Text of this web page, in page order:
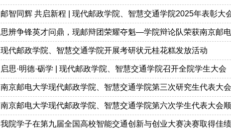
邮智同辉 共启新程 | 现代邮政学院、智慧交通学院2025年表彰大
思辨争锋英才问鼎，现邮辩团荣耀夺魁—学院辩论队荣获南京邮电
现代邮政学院、智慧交通学院开展考研状元桂花糕发放活动
启思·明德·砺学 | 现代邮政学院、智慧交通学院召开全院学生大会
南京邮电大学现代邮政学院、智慧交通学院第三次研究生代表大
南京邮电大学现代邮政学院、智慧交通学院第六次学生代表大会
我院学子在第九届全国高校智能交通创新与创业大赛决赛取得佳绩